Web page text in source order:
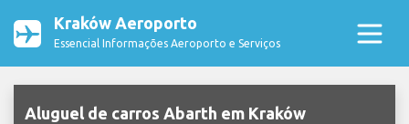
Kraków Aeroporto
Essencial Informações Aeroporto e Serviços
Aluguel de carros Abarth em Kraków